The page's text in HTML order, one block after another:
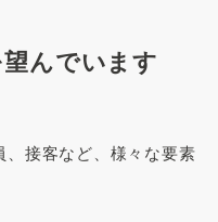
んでいます
接客など、様々な要素